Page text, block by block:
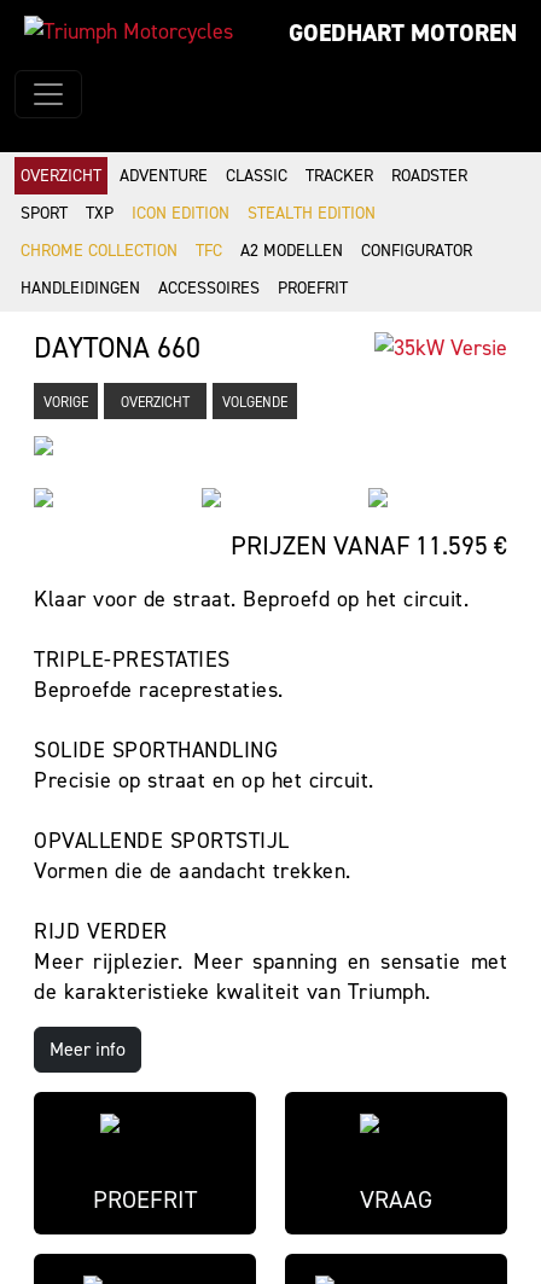
GOEDHART MOTOREN
OVERZICHT ADVENTURE CLASSIC TRACKER
ROADSTER
SPORT
TXP ICON EDITION
STEALTH EDITION
CHROME COLLECTION
TFC A2 MODELLEN
CONFIGURATOR
HANDLEIDINGEN
ACCESSOIRES PROEFRIT
DAYTONA 660
VORIGE OVERZICHT VOLGENDE
PRIJZEN VANAF 11.595 €
Klaar voor de straat. Beproefd op het circuit.
TRIPLE-PRESTATIES
Beproefde raceprestaties.
SOLIDE SPORTHANDLING
Precisie op straat en op het circuit.
OPVALLENDE SPORTSTIJL
Vormen die de aandacht trekken.
RIJD VERDER
Meer rijplezier. Meer spanning en sensatie met
de karakteristieke kwaliteit van Triumph.
Meer info
PROEFRIT VRAAG